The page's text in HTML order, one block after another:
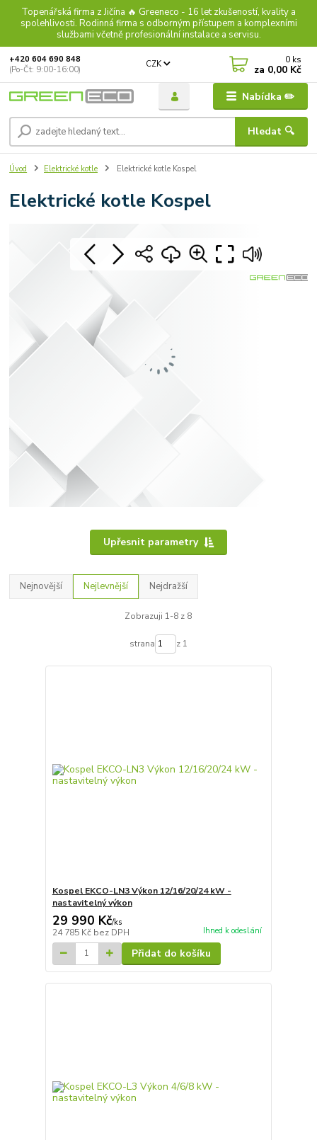
Topenářská firma z Jičína 🔥 Greeneco - 16 let zkušeností, kvality a
spolehlivosti. Rodinná firma s odborným přístupem a komplexními
službami včetně profesionální instalace a servisu.
Nabídka ✏️
CZK
Hledat 🔍
+420 604 690 848
(Po-Čt: 9:00-16:00)
0 ks
za 0,00 Kč
Úvod Elektrické kotle Elektrické kotle Kospel
Elektrické kotle Kospel
Upřesnit parametry
Nejnovější Nejlevnější Nejdražší
Zobrazuji 1-8 z 8
strana z 1
Kospel EKCO-LN3 Výkon 12/16/20/24 kW -
nastavitelný výkon
29 990 Kč/ks
24 785 Kč bez DPH Ihned k odeslání
Přidat do košíku